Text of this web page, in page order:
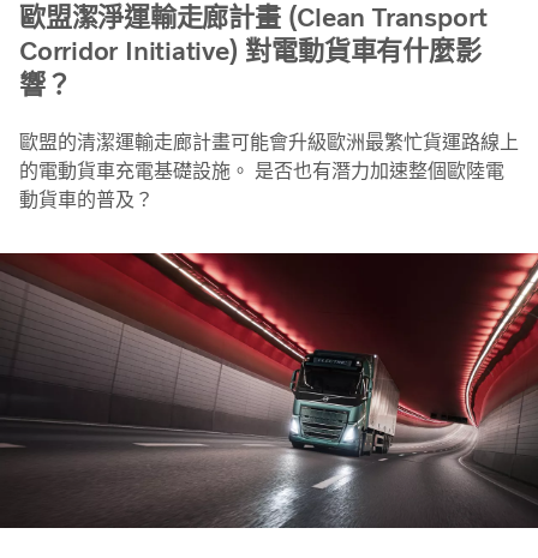
歐盟潔淨運輸走廊計畫 (Clean Transport
Corridor Initiative) 對電動貨車有什麼影
響？
歐盟的清潔運輸走廊計畫可能會升級歐洲最繁忙貨運路線上
的電動貨車充電基礎設施。 是否也有潛力加速整個歐陸電
動貨車的普及？